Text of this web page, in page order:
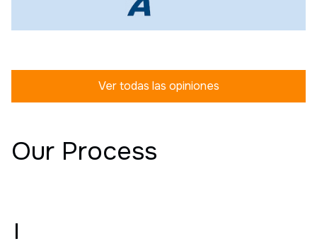
Ver todas las opiniones
Our Process